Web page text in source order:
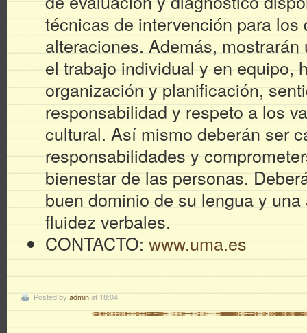
técnicas de intervención para los
alteraciones. Además,
el trabajo individual y en equipo,
organización y planificación,
responsabilidad y respeto a los
cultural. Así mismo deberán ser
responsabilidades y
bienestar de las personas.
buen dominio de su lengua y
fluidez verbales.
CONTACTO:www.uma.es
Posted by adminat 18:04